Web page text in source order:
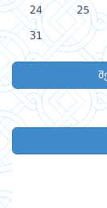
24 25
31